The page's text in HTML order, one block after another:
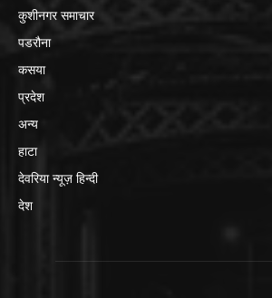
कुशीनगर समाचार
पडरौना
कसया
प्रदेश
अन्य
हाटा
देवरिया न्यूज़ हिन्दी
देश